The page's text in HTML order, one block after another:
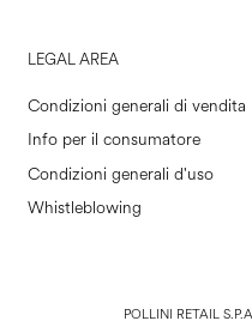
LEGAL AREA
Condizioni generali di vendita
Info per il consumatore
Condizioni generali d'uso
Whistleblowing
POLLINI RETAIL